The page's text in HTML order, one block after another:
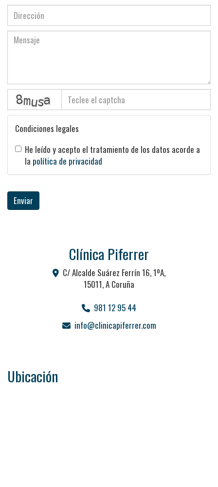
captcha
Condiciones legales
He leído y acepto el tratamiento de los datos acorde a
la política de privacidad
Enviar
Clínica Piferrer
C/ Alcalde Suárez Ferrín 16, 1ºA,
15011,A Coruña
981 12 95 44
info
clinicapiferrer.com
Ubicación